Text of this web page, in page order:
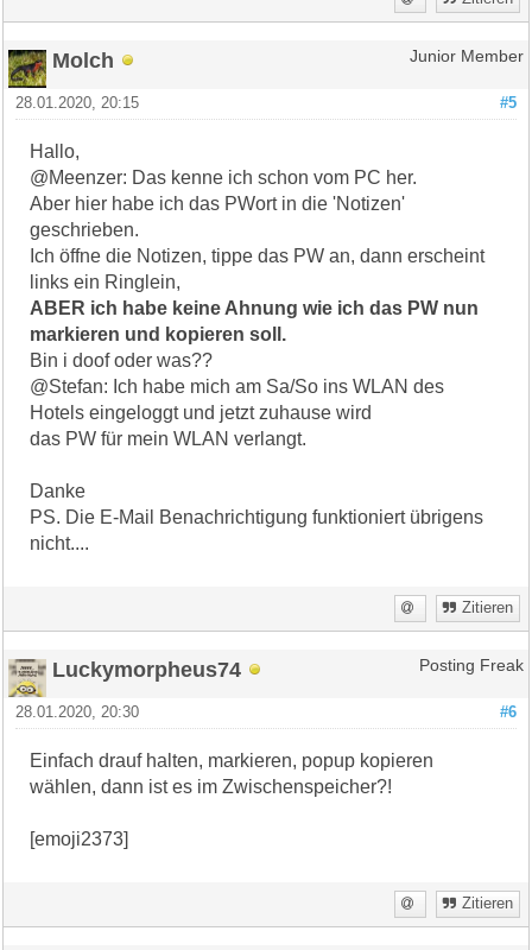
Molch Junior Member
#5
28.01.2020, 20:15
Hallo,
@Meenzer: Das kenne ich schon vom PC her.
Aber hier habe ich das PWort in die 'Notizen'
geschrieben.
Ich öffne die Notizen, tippe das PW an, dann erscheint
links ein Ringlein,
ABER ich habe keine Ahnung wie ich das PW nun
markieren und kopieren soll.
Bin i doof oder was??
@Stefan: Ich habe mich am Sa/So ins WLAN des
Hotels eingeloggt und jetzt zuhause wird
das PW für mein WLAN verlangt.
Danke
PS. Die E-Mail Benachrichtigung funktioniert übrigens
nicht....
Zitieren
Luckymorpheus74 Posting Freak
#6
28.01.2020, 20:30
Einfach drauf halten, markieren, popup kopieren
wählen, dann ist es im Zwischenspeicher?!
[emoji2373]
Zitieren